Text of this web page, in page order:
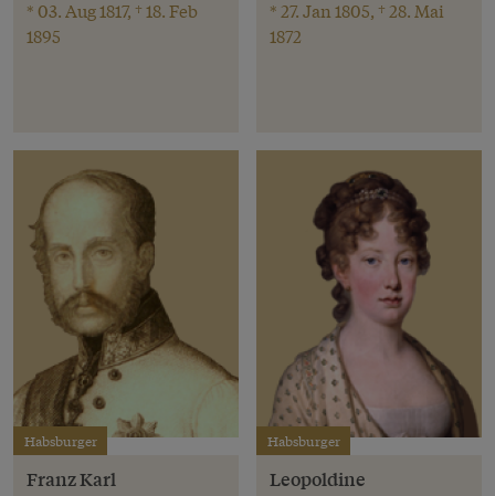
* 03. Aug 1817, † 18. Feb
1895
* 27. Jan 1805, † 28. Mai
1872
Habsburger
Franz Karl
Habsburger
Leopoldine